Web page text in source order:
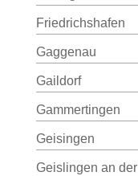
Friedrichshafen
Gaggenau
Gaildorf
Gammertingen
Geisingen
Geislingen an